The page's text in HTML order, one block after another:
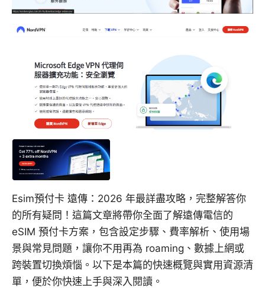
Esim預付卡 遠傳：2026 年最詳盡攻略，完整解答你
的所有疑問！這篇文章將帶你全面了解遠傳電信的
eSIM 預付卡方案，包含設定步驟、費率解析、使用場
景與常見問題，讓你不用再為 roaming、數據上網或
跨裝置切換煩惱。以下是本篇的快速概覽與實用資源清
單，便於你快速上手與深入閱讀。